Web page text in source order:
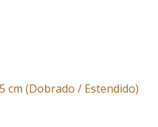
cm (Dobrado / Estendido)